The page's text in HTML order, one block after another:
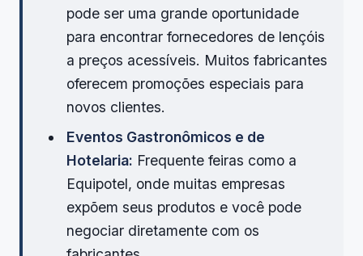
pode ser uma grande oportunidade
para encontrar fornecedores de lençóis
a preços acessíveis. Muitos fabricantes
oferecem promoções especiais para
novos clientes.
Eventos Gastronômicos e de
Hotelaria: Frequente feiras como a
Equipotel, onde muitas empresas
expõem seus produtos e você pode
negociar diretamente com os